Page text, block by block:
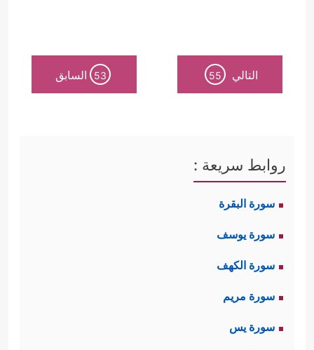
التالي 55
53 السابق
روابط سريعة :
سورة البقرة
سورة يوسف
سورة الكهف
سورة مريم
سورة يس